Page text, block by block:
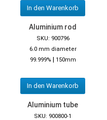
In den Warenkorb
Aluminium rod
SKU: 900796
6.0 mm diameter
99.999% | 150mm
In den Warenkorb
Aluminium tube
SKU: 900800-1